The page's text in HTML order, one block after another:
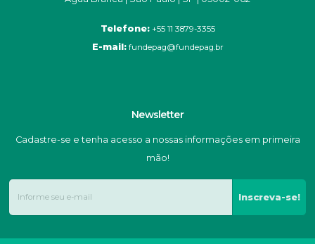
Telefone:+55 11 3879-3355
E-mail:fundepag@fundepag.br
Newsletter
Cadastre-se e tenha acesso a nossas informações em primeira
mão!
Inscreva-se!